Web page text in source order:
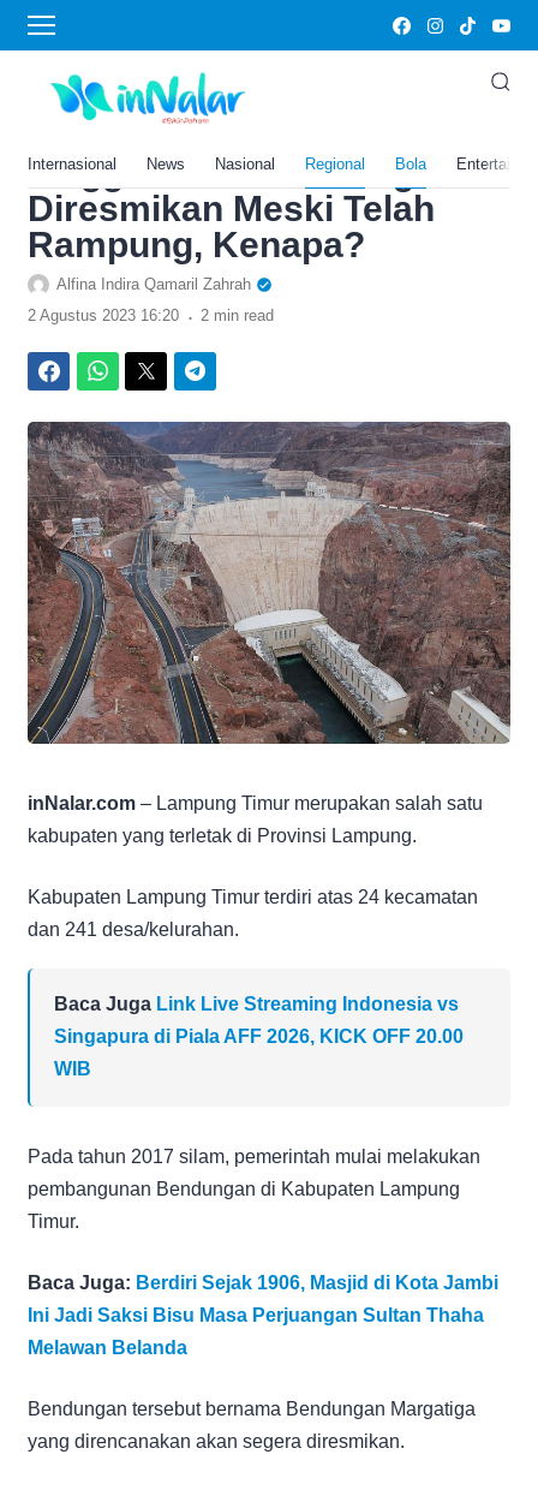
Internasional News Nasional Regional Bola
Home›Bola
Dananya Rp846 Miliar!
Bendungan di Lampung Ini
hingga Kini Belum Juga
Diresmikan Meski Telah
Rampung, Kenapa?
Alfina Indira Qamaril Zahrah
2 Agustus 2023 16:20 . 2 min read
inNalar.com – Lampung Timur merupakan salah satu
kabupaten yang terletak di Provinsi Lampung.
Kabupaten Lampung Timur terdiri atas 24 kecamatan
dan 241 desa/kelurahan.
Baca Juga Link Live Streaming Indonesia vs
Singapura di Piala AFF 2026, KICK OFF 20.00
WIB
Pada tahun 2017 silam, pemerintah mulai melakukan
pembangunan Bendungan di Kabupaten Lampung
Timur.
Baca Juga: Berdiri Sejak 1906, Masjid di Kota Jambi
Ini Jadi Saksi Bisu Masa Perjuangan Sultan Thaha
Melawan Belanda
Bendungan tersebut bernama Bendungan Margatiga
yang direncanakan akan segera diresmikan.